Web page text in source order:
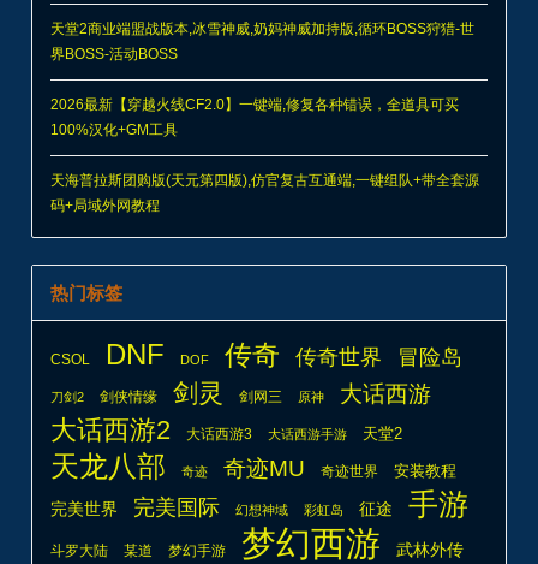
天堂2商业端盟战版本,冰雪神威,奶妈神威加持版,循环BOSS狩猎-世
界BOSS-活动BOSS
2026最新【穿越火线CF2.0】一键端,修复各种错误，全道具可买
100%汉化+GM工具
天海普拉斯团购版(天元第四版),仿官复古互通端,一键组队+带全套源
码+局域外网教程
热门标签
CSOL DNF DOF 传奇 传奇世界 冒险岛
刀剑2 剑侠情缘 剑灵 剑网三 原神 大话西游
大话西游2 大话西游3 大话西游手游 天堂2
天龙八部 奇迹 奇迹MU 奇迹世界 安装教程
完美世界 完美国际 幻想神域 彩虹岛 征途 手游
斗罗大陆 某道 梦幻手游 梦幻西游 武林外传